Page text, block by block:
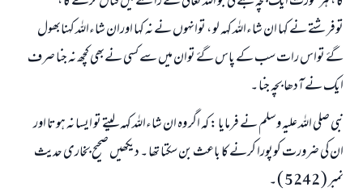
توفرشتے نے کہا ان شاءاللہ کہہ لو ، توانہوں نے نہ کہا اوران شاءاللہ کہنابھول
گۓ تواس رات سب کے پاس گۓ توان میں سے کسی نےبھی کچھ نہ جنا صرف
ایک نے آدھا بچہ جنا ۔
نبی صلی اللہ علیہ وسلم نے فرمایا : کہ اگر وہ ان شاءاللہ کہہ لیتے تو ایسا نہ ہوتا اور
ان کی ضرورت کوپورا کرنے کا باعث بن سکتا تھا ۔ دیکھیں صحیح بخاری حدیث
نمبر ( 5242 ) ۔